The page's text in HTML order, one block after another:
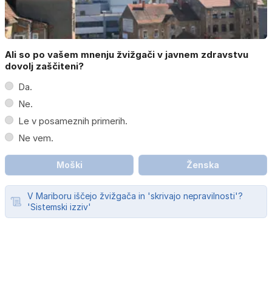
Ali so po vašem mnenju žvižgači v javnem zdravstvu
dovolj zaščiteni?
Da.
Ne.
Le v posameznih primerih.
Ne vem.
Moški Ženska
V Mariboru iščejo žvižgača in 'skrivajo nepravilnosti'?
'Sistemski izziv'